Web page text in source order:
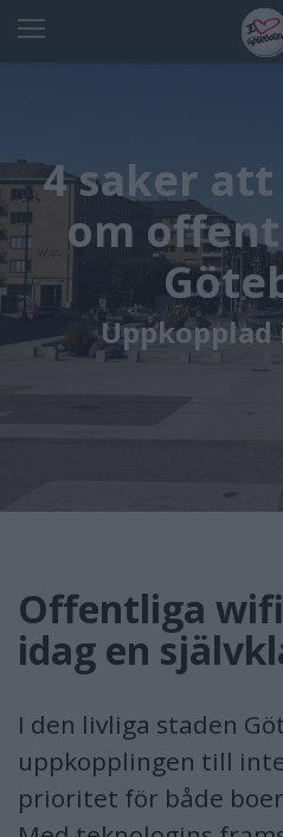
4 saker
om
Uppkopplad
Offentliga
idag en
I den livliga staden
uppkopplingen till
prioritet för både